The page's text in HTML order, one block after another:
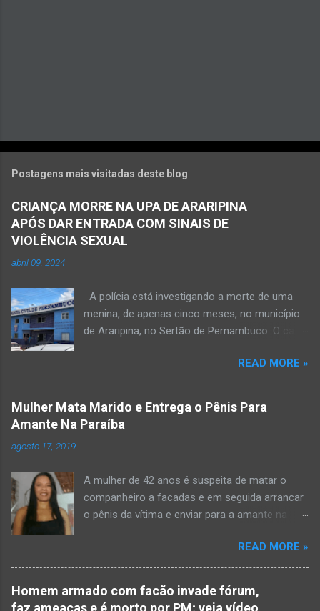
Postagens mais visitadas deste blog
CRIANÇA MORRE NA UPA DE ARARIPINA
APÓS DAR ENTRADA COM SINAIS DE
VIOLÊNCIA SEXUAL
abril 09, 2024
A polícia está investigando a morte de uma
menina, de apenas cinco meses, no município
de Araripina, no Sertão de Pernambuco. O caso
morte a esclarecer”. A PM diz que, na segunda-
feira (8), foi acionada para verificar uma
possível ocorrência de estupro de vulnerável,
na UPA da cidade, mas ao chegar ao local a
vítima estava com um quadro de desidratação
e desnutrição, além de apresentar ruptura anal
e vaginal. Os pais informaram que a criança
sinais de mal-estar. Segundo a PM, os pais só
levaram a menina para UPA após uma piora no
estado de saúde, na segunda-feira pela manhã,
para que fosse prestado o devido atendimento
READ MORE »
Mulher Mata Marido e Entrega o Pênis Para
Amante Na Paraíba
agosto 17, 2019
A mulher de 42 anos é suspeita de matar o
companheiro a facadas e em seguida arrancar
o pênis da vítima e enviar para a amante na
da Paraíba. De acordo com o G1, o delegado
Kelsen Vasconcelos, responsável pelo caso, a
mulher premeditou o crime e ela teria dito a
uma vizinha que mandou amolar a faca
READ MORE »
Homem armado com facão invade fórum,
faz ameaças e é morto por PM; veja vídeo